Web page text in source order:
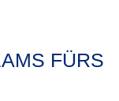
FÜRS